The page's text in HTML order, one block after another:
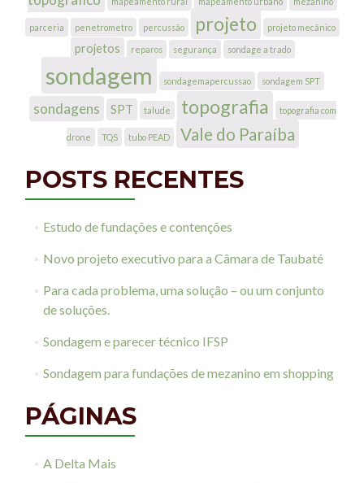
parceria penetrometro percussão projeto projeto mecânico
projetos reparos segurança sondage a trado
sondagem sondagemapercussao sondagem SPT
sondagens SPT talude topografia topografia com
drone TQS tubo PEAD Vale do Paraíba
POSTS RECENTES
Estudo de fundações e contenções
Novo projeto executivo para a Câmara de Taubaté
Para cada problema, uma solução – ou um conjunto
de soluções.
Sondagem e parecer técnico IFSP
Sondagem para fundações de mezanino em shopping
PÁGINAS
A Delta Mais